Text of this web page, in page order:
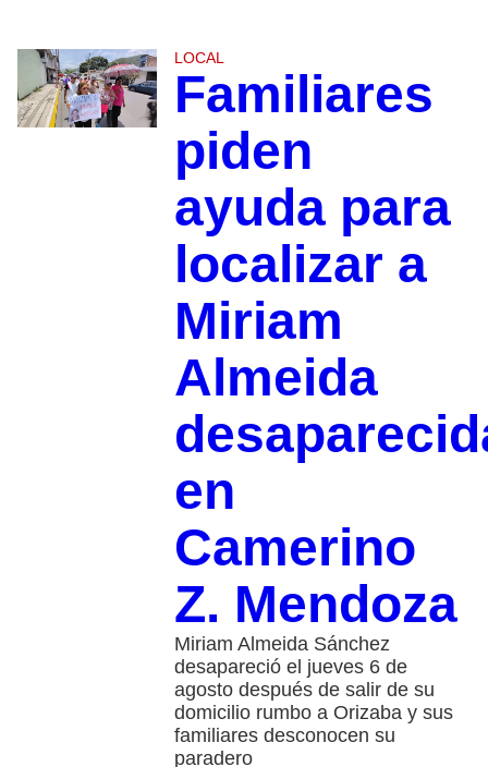
LOCAL
Familiares
piden
ayuda para
localizar a
Miriam
Almeida
en
Camerino
Z. Mendoza
Miriam Almeida Sánchez
desapareció el jueves 6 de
agosto después de salir de su
domicilio rumbo a Orizaba y sus
familiares desconocen su
paradero